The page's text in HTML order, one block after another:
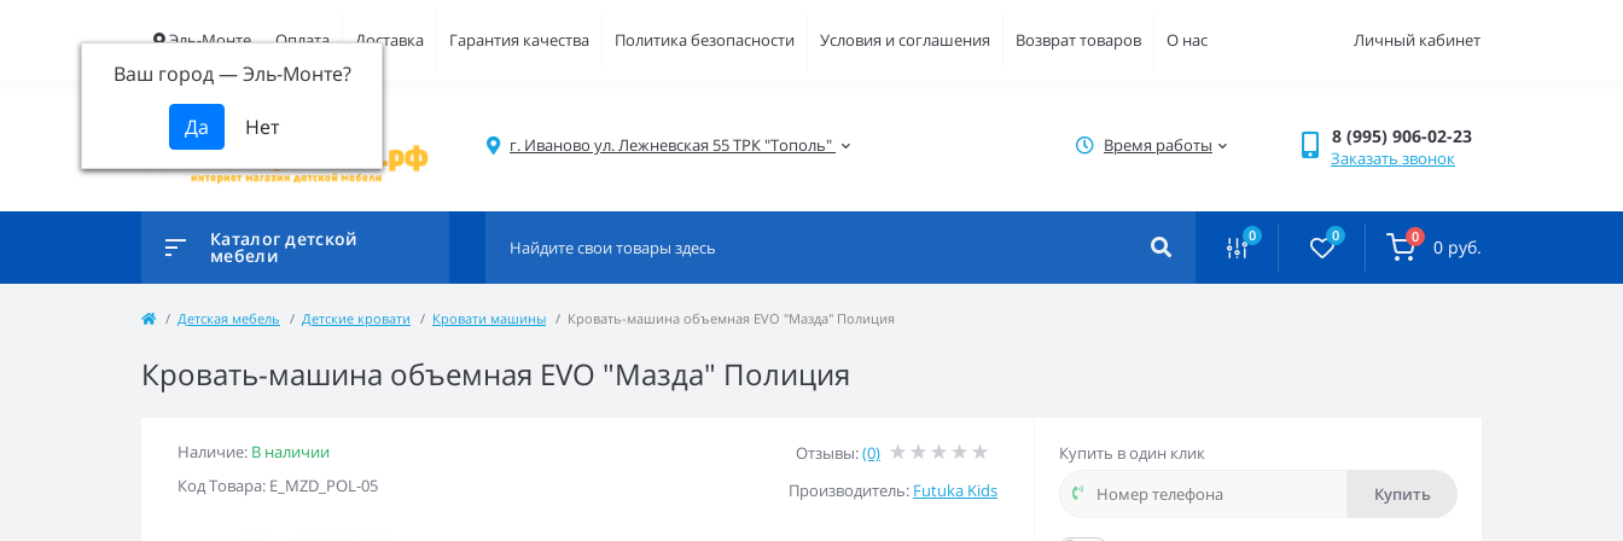
Эль-Монте
Ваш город —Эль-Монте?
Оплата Доставка Гарантия качества Политика безопасности Условия и соглашения Возврат товаров О нас Личный кабинет
г. Иваново ул. Лежневская 55 ТРК "Тополь" Время работы 8 (995) 906-02-23
Заказать звонок
Каталог детской
мебели
0 0 0 0 руб.
Детская мебель Детские кровати Кровати машины Кровать-машина объемная EVO "Мазда" Полиция
Кровать-машина объемная EVO "Мазда" Полиция
Наличие: В наличии
Код Товара: E_MZD_POL-05
Отзывы:(0)
Производитель: Futuka Kids
Купить в один клик
Купить